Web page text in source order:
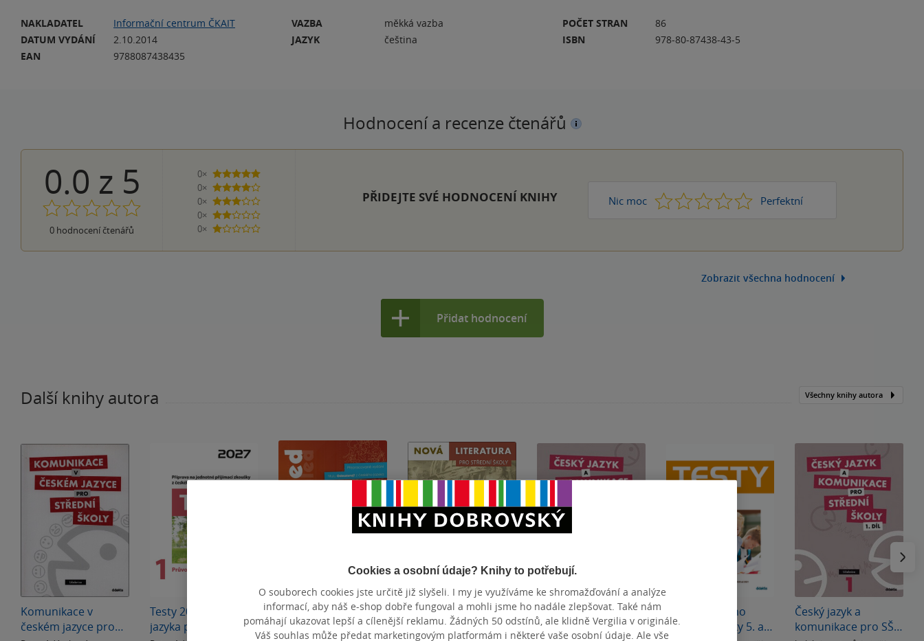
NAKLADATEL
Informační centrum ČKAIT
DATUM VYDÁNÍ
2.10.2014
EAN
9788087438435
VAZBA
měkká vazba
JAZYK
čeština
POČET STRAN
86
ISBN
978-80-87438-43-5
Hodnocení a recenze čtenářů
0.0 z 5
0 hodnocení čtenářů
0×
5 hvězdiček
0×
4 hvězdičky
0×
3 hvězdičky
0×
2 hvězdičky
0×
1 hvezdička
PŘIDEJTE SVÉ HODNOCENÍ KNIHY Nic moc 1 2 3 4 Perfektní
5
Zobrazit všechna hodnocení
Přidat hodnocení
Další knihy autora Všechny knihy autora
Komunikace v
českém jazyce pro
Testy 2027 z českého
jazyka pro žáky 9.
Přehled
středoškolského
Nová literatura pro
střední školy 2
Český jazyk a
komunikace pro SŠ -
Testy z českého
jazyka pro žáky 5. a
Český jazyk a
komunikace pro SŠ -
Cookies a osobní údaje? Knihy to potřebují.
O souborech cookies jste určitě již slyšeli. I my je využíváme ke shromažďování a analýze
informací, aby náš e-shop dobře fungoval a mohli jsme ho nadále zlepšovat. Také nám
pomáhají ukazovat lepší a cílenější reklamu. Žádných 50 odstínů, ale klidně Vergilia v originále.
Váš souhlas může předat marketingovým platformám i některé vaše osobní údaje. Ale vše